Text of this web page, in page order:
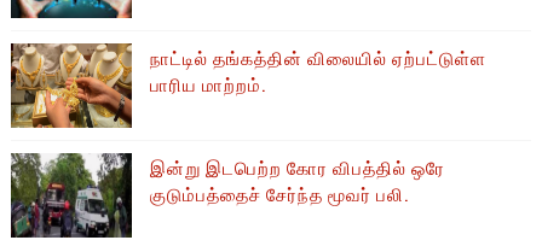
நாட்டில் தங்கத்தின் விலையில் ஏற்பட்டுள்ள
பாரிய மாற்றம்.
இன்று இடபெற்ற கோர விபத்தில் ஒரே
குடும்பத்தைச் சேர்ந்த மூவர் பலி.